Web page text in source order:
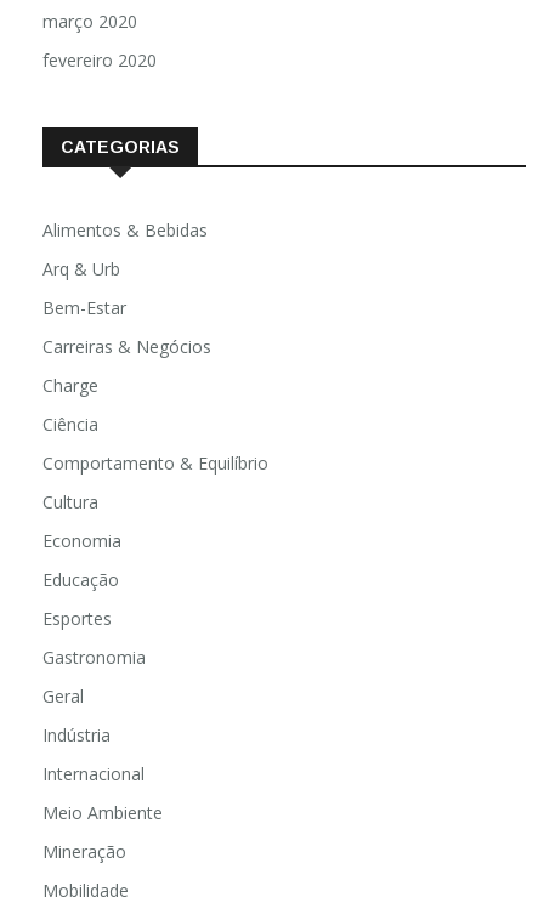
março 2020
fevereiro 2020
CATEGORIAS
Alimentos & Bebidas
Arq & Urb
Bem-Estar
Carreiras & Negócios
Charge
Ciência
Comportamento & Equilíbrio
Cultura
Economia
Educação
Esportes
Gastronomia
Geral
Indústria
Internacional
Meio Ambiente
Mineração
Mobilidade